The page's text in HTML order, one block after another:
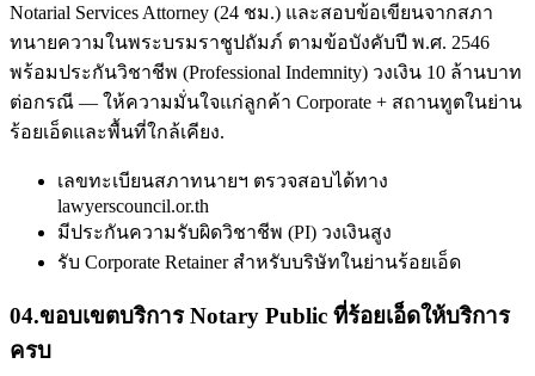
Notarial Services Attorney (24 ชม.) และสอบข้อเขียนจากสภา
ทนายความในพระบรมราชูปถัมภ์ ตามข้อบังคับปี พ.ศ. 2546
พร้อมประกันวิชาชีพ (Professional Indemnity) วงเงิน 10 ล้านบาท
ต่อกรณี — ให้ความมั่นใจแก่ลูกค้า Corporate + สถานทูตในย่าน
ร้อยเอ็ดและพื้นที่ใกล้เคียง.
เลขทะเบียนสภาทนายฯ ตรวจสอบได้ทาง
lawyerscouncil.or.th
มีประกันความรับผิดวิชาชีพ (PI) วงเงินสูง
รับ Corporate Retainer สำหรับบริษัทในย่านร้อยเอ็ด
04.ขอบเขตบริการ Notary Public ที่ร้อยเอ็ดให้บริการ
ครบ